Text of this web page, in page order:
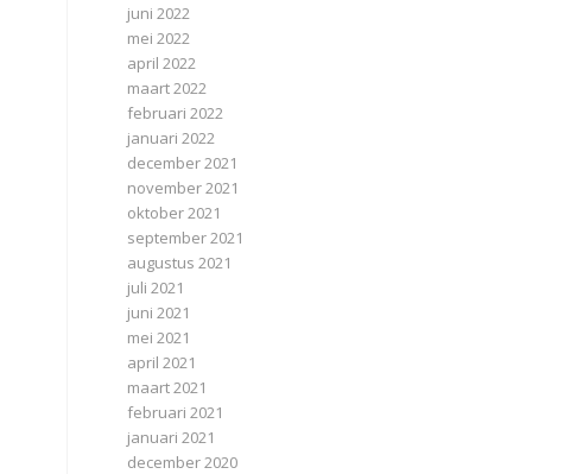
juni 2022
mei 2022
april 2022
maart 2022
februari 2022
januari 2022
december 2021
november 2021
oktober 2021
september 2021
augustus 2021
juli 2021
juni 2021
mei 2021
april 2021
maart 2021
februari 2021
januari 2021
december 2020